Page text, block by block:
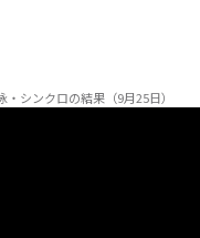
・シンクロの結果（9月25日）